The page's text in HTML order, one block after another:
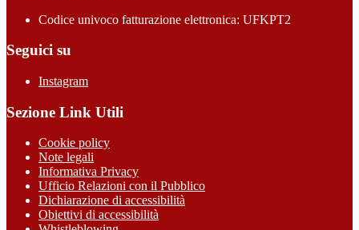
Codice univoco fatturazione elettronica: UFKPT2
Seguici su
Instagram
Sezione Link Utili
Cookie policy
Note legali
Informativa Privacy
Ufficio Relazioni con il Pubblico
Dichiarazione di accessibilità
Obiettivi di accessibilità